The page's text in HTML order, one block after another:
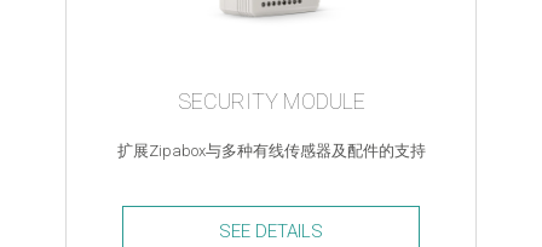
SECURITY MODULE
扩展Zipabox与多种有线传感器及配件的支持
SEE DETAILS